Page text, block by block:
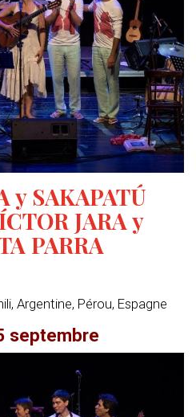
y SAKAPATÚ
JARA y
PARRA
Argentine, Pérou, Espagne
septembre